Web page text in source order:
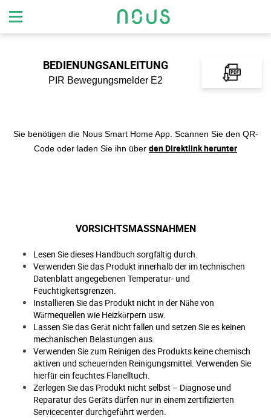
BEDIENUNGSANLEITUNG
PIR Bewegungsmelder E2
Sie benötigen die Nous Smart Home App. Scannen Sie den QR-
Code oder laden Sie ihn über den Direktlink herunter
VORSICHTSMASSNAHMEN
Lesen Sie dieses Handbuch sorgfältig durch.
Verwenden Sie das Produkt innerhalb der im technischen
Datenblatt angegebenen Temperatur- und
Feuchtigkeitsgrenzen.
Installieren Sie das Produkt nicht in der Nähe von
Wärmequellen wie Heizkörpern usw.
Lassen Sie das Gerät nicht fallen und setzen Sie es keinen
mechanischen Belastungen aus.
Verwenden Sie zum Reinigen des Produkts keine chemisch
aktiven und scheuernden Reinigungsmittel. Verwenden Sie
hierfür ein feuchtes Flanelltuch.
Zerlegen Sie das Produkt nicht selbst – Diagnose und
Reparatur des Geräts dürfen nur in einem zertifizierten
Servicecenter durchgeführt werden.